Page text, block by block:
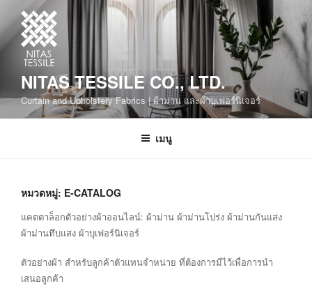
NITAS TESSILE CO., LTD.
Curtain and Upholstery Fabrics | ผ้าม่าน และผ้าบุเฟอร์นิเจอร์
เมนู
หมวดหมู่: E-CATALOG
แคตตาล็อกตัวอย่างผ้าออนไลน์: ผ้าม่าน ผ้าม่านโปร่ง ผ้าม่านกันแสง
ผ้าม่านทึบแสง ผ้าบุเฟอร์นิเจอร์
ตัวอย่างผ้า สำหรับลูกค้าตัวแทนจำหน่าย ที่ต้องการมีไว้เพื่อการนำ
เสนอลูกค้า